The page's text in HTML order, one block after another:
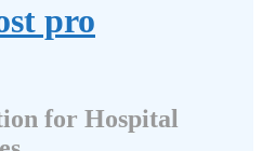
pro
for Hospital